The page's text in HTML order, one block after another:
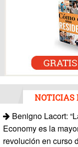
NOTICIAS
Benigno Lacort:
Economy es la
revolución en curso